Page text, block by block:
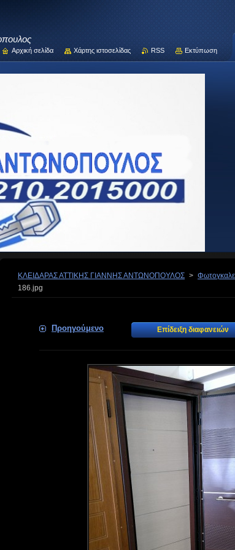
ΚΛΕΙΔΑΡΑΣ ΑΤΤΙΚΗΣ ΓΙΑΝΝΗΣ ΑΝΤΩΝΟΠΟΥΛΟΣ >
186.jpg
Προηγούμενο Επίδειξη διαφανειών
Αρχική σελίδα Χάρτης ιστοσελίδας RSS Εκτύπωση